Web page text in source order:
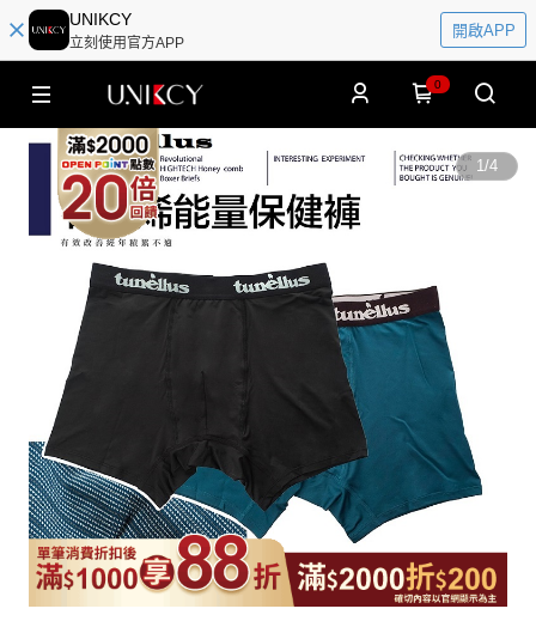
UNIKCY
立刻使用官方APP
開啟APP
0
1/4